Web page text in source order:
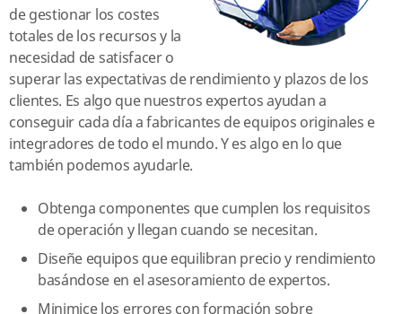
de gestionar los costes
totales de los recursos y la
necesidad de satisfacer o
superar las expectativas de rendimiento y plazos de los
clientes. Es algo que nuestros expertos ayudan a
conseguir cada día a fabricantes de equipos originales e
integradores de todo el mundo. Y es algo en lo que
también podemos ayudarle.
Obtenga componentes que cumplen los requisitos
de operación y llegan cuando se necesitan.
Diseñe equipos que equilibran precio y rendimiento
basándose en el asesoramiento de expertos.
Minimice los errores con formación sobre